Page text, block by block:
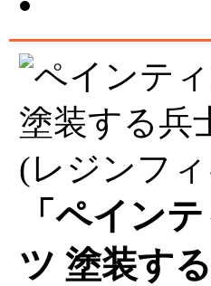
「ペイン
ツ 塗装す